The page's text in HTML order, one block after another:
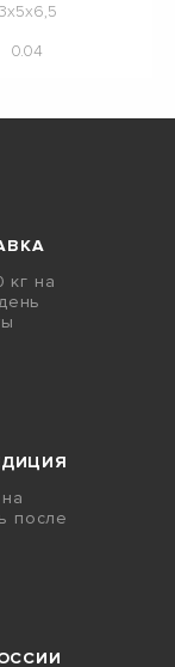
3х5х6,5
0.04
кг на
после